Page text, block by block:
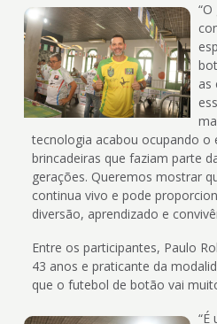
as
tecnologia acabou ocupando o
brincadeiras que faziam parte
gerações. Queremos mostrar
continua vivo e pode
diversão, aprendizado e
Entre os participantes, Paulo
43 anos e praticante da
que o futebol de botão vai
“É